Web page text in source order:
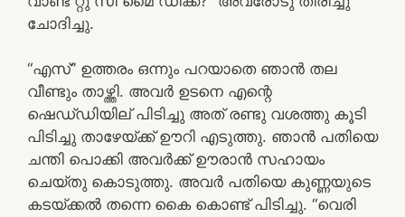
ചോദിച്ചു.
“എസ്” ഉത്തരം ഒന്നും പറയാതെ ഞാൻ തല
വീണ്ടും താഴ്ത്തി. അവർ ഉടനെ എന്റെ
ഷെഡ്‌ഡിയില് പിടിച്ചു അത് രണ്ടു വശത്തു കൂടി
പിടിച്ചു താഴേയ്ക്ക് ഊറി എടുത്തു. ഞാൻ പതിയെ
ചന്തി പൊക്കി അവർക്ക് ഊരാൻ സഹായം
ചെയ്തു കൊടുത്തു. അവർ പതിയെ കുണ്ണയുടെ
കടയ്ക്കൽ തന്നെ കൈ കൊണ്ട് പിടിച്ചു. “വെരി